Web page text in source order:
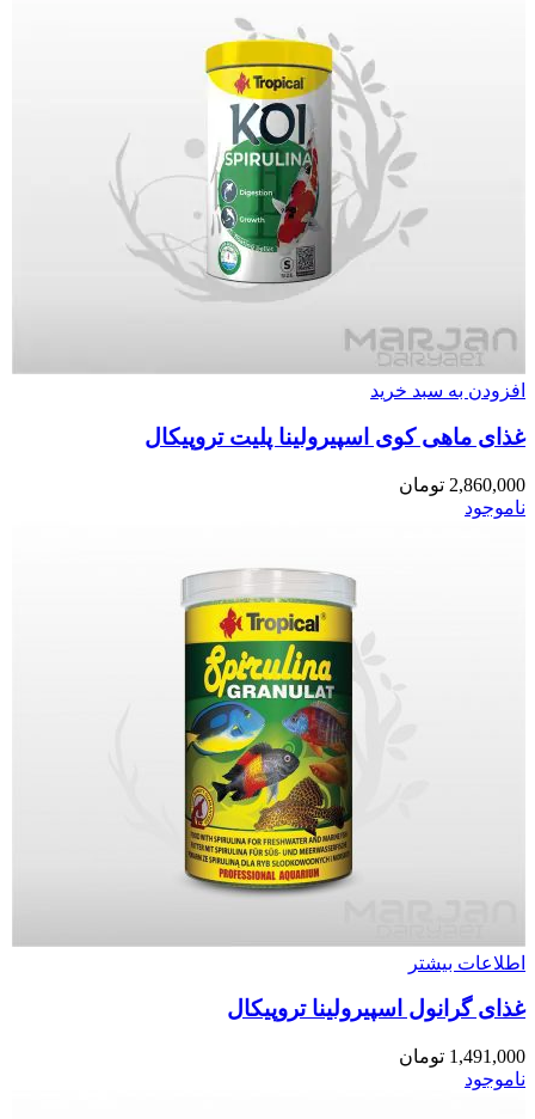
افزودن به سبد خرید
غذای ماهی کوی اسپیرولینا پلیت تروپیکال
2,860,000 تومان
ناموجود
اطلاعات بیشتر
غذای گرانول اسپیرولینا تروپیکال
1,491,000 تومان
ناموجود